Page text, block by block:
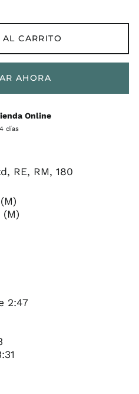
AL CARRITO
AHORA
Online
días
RE, RM, 180
2:47